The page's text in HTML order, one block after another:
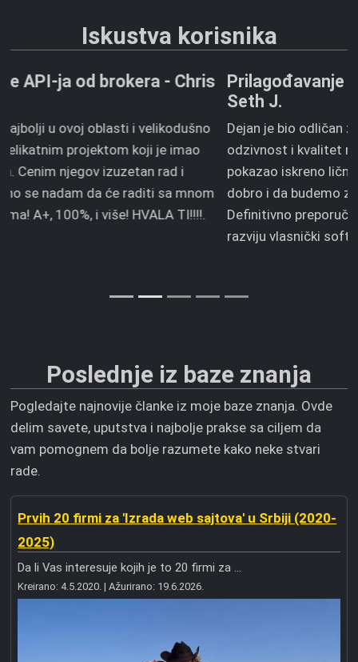
Iskustva korisnika
Prilagođavanje već izgrađenog softvera -
Dejan je bio odličan za saradnju. Njegove veštine,
odzivnost i kvalitet rada su bili vrhunski. Takođe je
pokazao iskreno lično interesovanje da sve protekne
dobro i da budemo zadovoljni krajnjim rezultatom.
Definitivno preporučujem Dejana svima koji žele da
Poslednje iz baze znanja
Pogledajte najnovije članke iz moje baze znanja. Ovde
delim savete, uputstva i najbolje prakse sa ciljem da
vam pomognem da bolje razumete kako neke stvari
rade.
Prvih 20 firmi za 'Izrada web sajtova' u Srbiji (2020-
2025)
Da li Vas interesuje kojih je to 20 firmi za ...
Kreirano:4.5.2020. | Ažurirano: 19.6.2026.